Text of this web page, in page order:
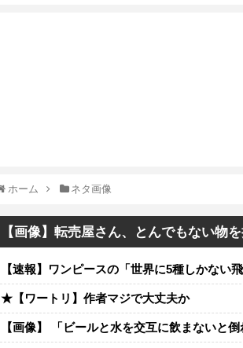
ホーム ネタ画像
【画像】転売屋さん、とんでもない物
【速報】ワンピースの「世界に5種しかない
★【ワートリ】作者マジで大丈夫か
【画像】 「ビールと水を交互に飲まないと